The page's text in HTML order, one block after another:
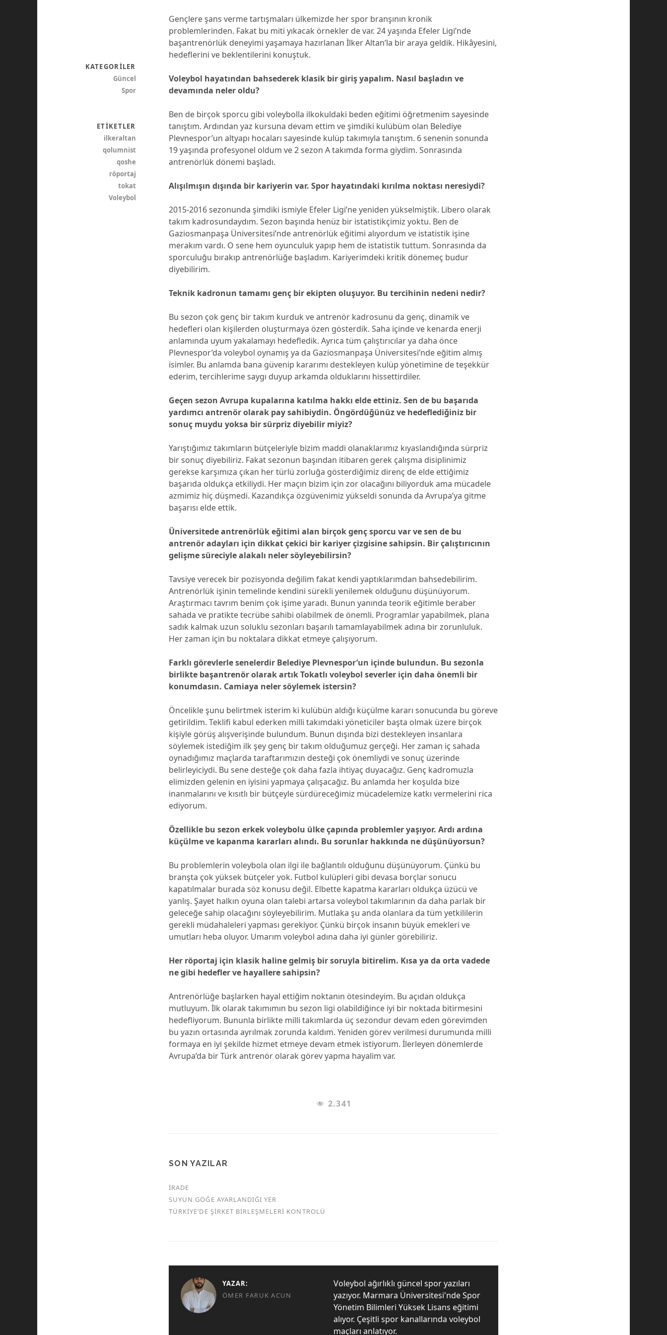
Gençlere şans verme tartışmaları ülkemizde her spor branşının kronik
problemlerinden. Fakat bu miti yıkacak örnekler de var. 24 yaşında Efeler Ligi’nde
başantrenörlük deneyimi yaşamaya hazırlanan İlker Altan’la bir araya geldik. Hikâyesini,
hedeflerini ve beklentilerini konuştuk.
Voleybol hayatından bahsederek klasik bir giriş yapalım. Nasıl başladın ve
devamında neler oldu?
Ben de birçok sporcu gibi voleybolla ilkokuldaki beden eğitimi öğretmenim sayesinde
tanıştım. Ardından yaz kursuna devam ettim ve şimdiki kulübüm olan Belediye
Plevnespor’un altyapı hocaları sayesinde kulüp takımıyla tanıştım. 6 senenin sonunda
19 yaşında profesyonel oldum ve 2 sezon A takımda forma giydim. Sonrasında
antrenörlük dönemi başladı.
Alışılmışın dışında bir kariyerin var. Spor hayatındaki kırılma noktası neresiydi?
2015-2016 sezonunda şimdiki ismiyle Efeler Ligi’ne yeniden yükselmiştik. Libero olarak
takım kadrosundaydım. Sezon başında henüz bir istatistikçimiz yoktu. Ben de
Gaziosmanpaşa Üniversitesi’nde antrenörlük eğitimi alıyordum ve istatistik işine
merakım vardı. O sene hem oyunculuk yapıp hem de istatistik tuttum. Sonrasında da
sporculuğu bırakıp antrenörlüğe başladım. Kariyerimdeki kritik dönemeç budur
diyebilirim.
Teknik kadronun tamamı genç bir ekipten oluşuyor. Bu tercihinin nedeni nedir?
Bu sezon çok genç bir takım kurduk ve antrenör kadrosunu da genç, dinamik ve
hedefleri olan kişilerden oluşturmaya özen gösterdik. Saha içinde ve kenarda enerji
anlamında uyum yakalamayı hedefledik. Ayrıca tüm çalıştırıcılar ya daha önce
Plevnespor’da voleybol oynamış ya da Gaziosmanpaşa Üniversitesi’nde eğitim almış
isimler. Bu anlamda bana güvenip kararımı destekleyen kulüp yönetimine de teşekkür
ederim, tercihlerime saygı duyup arkamda olduklarını hissettirdiler.
Geçen sezon Avrupa kupalarına katılma hakkı elde ettiniz. Sen de bu başarıda
yardımcı antrenör olarak pay sahibiydin. Öngördüğünüz ve hedeflediğiniz bir
sonuç muydu yoksa bir sürpriz diyebilir miyiz?
Yarıştığımız takımların bütçeleriyle bizim maddi olanaklarımız kıyaslandığında sürpriz
bir sonuç diyebiliriz. Fakat sezonun başından itibaren gerek çalışma disiplinimiz
gerekse karşımıza çıkan her türlü zorluğa gösterdiğimiz direnç de elde ettiğimiz
başarıda oldukça etkiliydi. Her maçın bizim için zor olacağını biliyorduk ama mücadele
azmimiz hiç düşmedi. Kazandıkça özgüvenimiz yükseldi sonunda da Avrupa’ya gitme
başarısı elde ettik.
Üniversitede antrenörlük eğitimi alan birçok genç sporcu var ve sen de bu
antrenör adayları için dikkat çekici bir kariyer çizgisine sahipsin. Bir çalıştırıcının
gelişme süreciyle alakalı neler söyleyebilirsin?
Tavsiye verecek bir pozisyonda değilim fakat kendi yaptıklarımdan bahsedebilirim.
Antrenörlük işinin temelinde kendini sürekli yenilemek olduğunu düşünüyorum.
Araştırmacı tavrım benim çok işime yaradı. Bunun yanında teorik eğitimle beraber
sahada ve pratikte tecrübe sahibi olabilmek de önemli. Programlar yapabilmek, plana
sadık kalmak uzun soluklu sezonları başarılı tamamlayabilmek adına bir zorunluluk.
Her zaman için bu noktalara dikkat etmeye çalışıyorum.
Farklı görevlerle senelerdir Belediye Plevnespor’un içinde bulundun. Bu sezonla
birlikte başantrenör olarak artık Tokatlı voleybol severler için daha önemli bir
konumdasın. Camiaya neler söylemek istersin?
Öncelikle şunu belirtmek isterim ki kulübün aldığı küçülme kararı sonucunda bu göreve
getirildim. Teklifi kabul ederken milli takımdaki yöneticiler başta olmak üzere birçok
kişiyle görüş alışverişinde bulundum. Bunun dışında bizi destekleyen insanlara
söylemek istediğim ilk şey genç bir takım olduğumuz gerçeği. Her zaman iç sahada
oynadığımız maçlarda taraftarımızın desteği çok önemliydi ve sonuç üzerinde
belirleyiciydi. Bu sene desteğe çok daha fazla ihtiyaç duyacağız. Genç kadromuzla
elimizden gelenin en iyisini yapmaya çalışacağız. Bu anlamda her koşulda bize
inanmalarını ve kısıtlı bir bütçeyle sürdüreceğimiz mücadelemize katkı vermelerini rica
ediyorum.
Özellikle bu sezon erkek voleybolu ülke çapında problemler yaşıyor. Ardı ardına
küçülme ve kapanma kararları alındı. Bu sorunlar hakkında ne düşünüyorsun?
Bu problemlerin voleybola olan ilgi ile bağlantılı olduğunu düşünüyorum. Çünkü bu
branşta çok yüksek bütçeler yok. Futbol kulüpleri gibi devasa borçlar sonucu
kapatılmalar burada söz konusu değil. Elbette kapatma kararları oldukça üzücü ve
yanlış. Şayet halkın oyuna olan talebi artarsa voleybol takımlarının da daha parlak bir
geleceğe sahip olacağını söyleyebilirim. Mutlaka şu anda olanlara da tüm yetkililerin
gerekli müdahaleleri yapması gerekiyor. Çünkü birçok insanın büyük emekleri ve
umutları heba oluyor. Umarım voleybol adına daha iyi günler görebiliriz.
Her röportaj için klasik haline gelmiş bir soruyla bitirelim. Kısa ya da orta vadede
ne gibi hedefler ve hayallere sahipsin?
Antrenörlüğe başlarken hayal ettiğim noktanın ötesindeyim. Bu açıdan oldukça
mutluyum. İlk olarak takımımın bu sezon ligi olabildiğince iyi bir noktada bitirmesini
hedefliyorum. Bununla birlikte milli takımlarda üç sezondur devam eden görevimden
bu yazın ortasında ayrılmak zorunda kaldım. Yeniden görev verilmesi durumunda milli
formaya en iyi şekilde hizmet etmeye devam etmek istiyorum. İlerleyen dönemlerde
Avrupa’da bir Türk antrenör olarak görev yapma hayalim var.
2.341
SON YAZILAR
İRADE
SUYUN GÖĞE AYARLANDIĞI YER
TÜRKİYE’DE ŞİRKET BİRLEŞMELERİ KONTROLÜ
KATEGORILER
Güncel
Spor
ETIKETLER
ilkeraltan
qolumnist
qoshe
röportaj
tokat
Voleybol
YAZAR:
ÖMER FARUK ACUN
Voleybol ağırlıklı güncel spor yazıları
yazıyor. Marmara Üniversitesi'nde Spor
Yönetim Bilimleri Yüksek Lisans eğitimi
alıyor. Çeşitli spor kanallarında voleybol
maçları anlatıyor.